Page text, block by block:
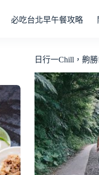
必吃台北早午餐攻略
日行一Chill，齁